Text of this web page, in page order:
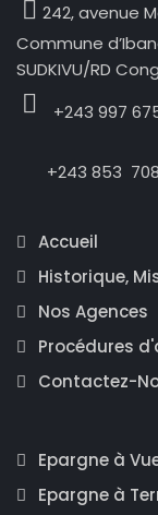
242, avenue
Commune
SUDKIVU/RD
+243 997
+243 853
Accueil
Historique,
Nos Agences
Procédures
Contactez-
Epargne à
Epargne à